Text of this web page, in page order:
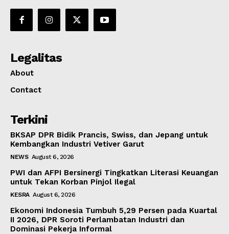
Legalitas
About
Contact
Terkini
BKSAP DPR Bidik Prancis, Swiss, dan Jepang untuk
Kembangkan Industri Vetiver Garut
NEWS August 6, 2026
PWI dan AFPI Bersinergi Tingkatkan Literasi Keuangan
untuk Tekan Korban Pinjol Ilegal
KESRA August 6, 2026
Ekonomi Indonesia Tumbuh 5,29 Persen pada Kuartal
II 2026, DPR Soroti Perlambatan Industri dan
Dominasi Pekerja Informal